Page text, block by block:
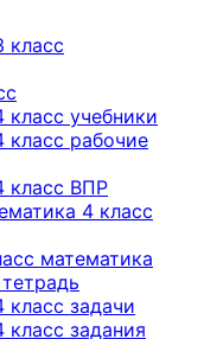
класс
учебники
класс рабочие
класс ВПР
4 класс
математика
задачи
задания